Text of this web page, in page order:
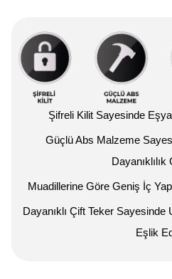
Şifreli Kilit Sayesinde
Güçlü Abs Malzeme
Muadillerine Göre Geniş İç
Dayanıklı Çift Teker
Eşlik